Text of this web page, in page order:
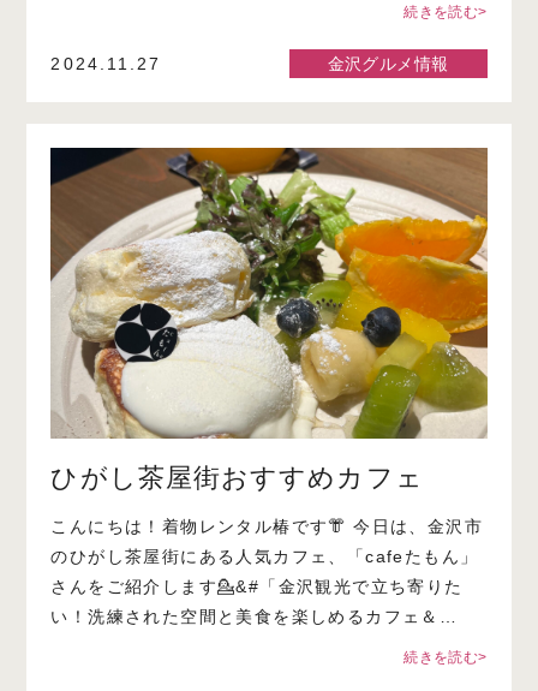
続きを読む>
2024.11.27 金沢グルメ情報
ひがし茶屋街おすすめカフェ
こんにちは！着物レンタル椿です👘 今日は、金沢市
のひがし茶屋街にある人気カフェ、「cafeたもん」
さんをご紹介します💁&#「金沢観光で立ち寄りた
い！洗練された空間と美食を楽しめるカフェ＆…
続きを読む>